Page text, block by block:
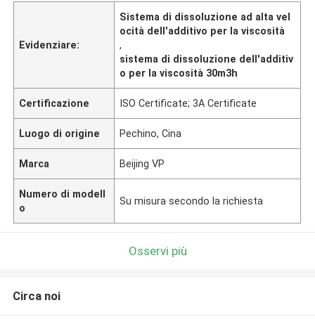
Evidenziare:
Sistema di dissoluzione ad alta vel
ocità dell'additivo per la viscosità
,
sistema di dissoluzione dell'additiv
o per la viscosità 30m3h
Certificazione ISO Certificate; 3A Certificate
Luogo di origine Pechino, Cina
Marca Beijing VP
Numero di modell
o
Su misura secondo la richiesta
Osservi più
Circa noi